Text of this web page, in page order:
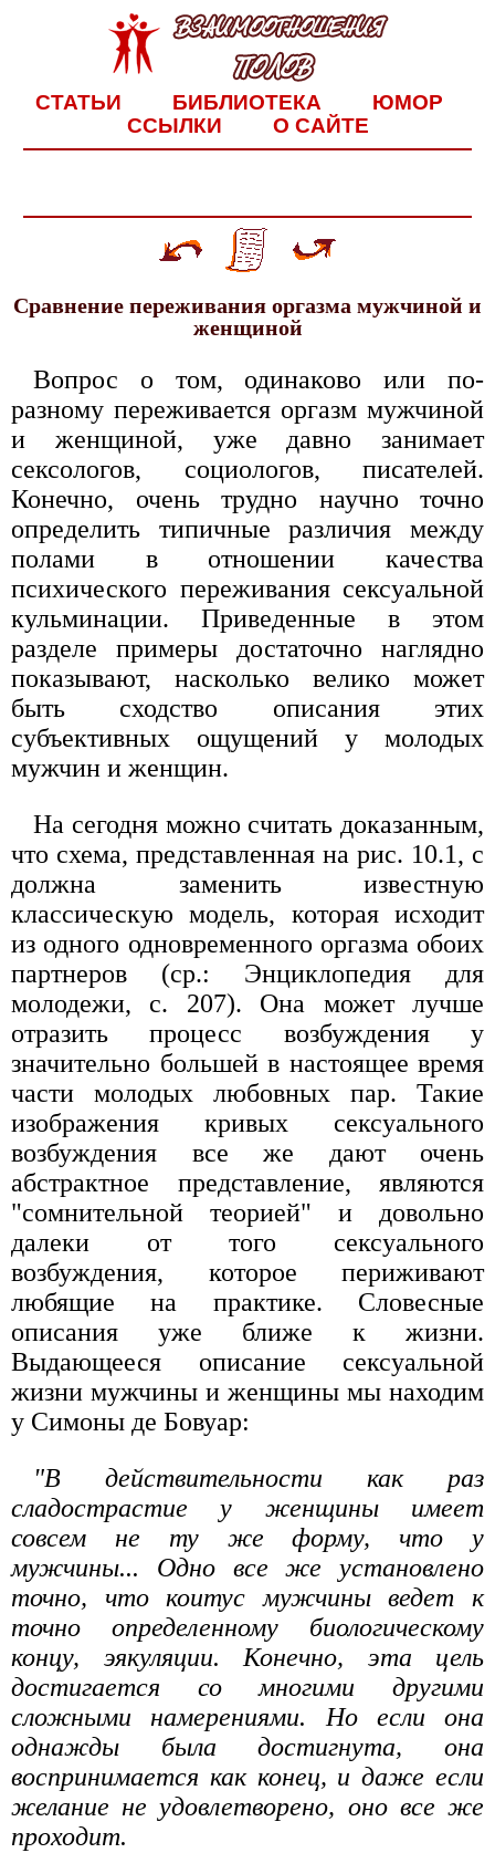
СТАТЬИ БИБЛИОТЕКА
ЮМОР
ССЫЛКИ
О САЙТЕ
Сравнение переживания оргазма мужчиной и
женщиной
Вопрос о том, одинаково или по-
разному переживается оргазм мужчиной
и женщиной, уже давно занимает
сексологов, социологов, писателей.
Конечно, очень трудно научно точно
определить типичные различия между
полами в отношении качества
психического переживания сексуальной
кульминации. Приведенные в этом
разделе примеры достаточно наглядно
показывают, насколько велико может
быть сходство описания этих
субъективных ощущений у молодых
мужчин и женщин.
На сегодня можно считать доказанным,
что схема, представленная на рис. 10.1, с
должна заменить известную
классическую модель, которая исходит
из одного одновременного оргазма обоих
партнеров (ср.: Энциклопедия для
молодежи, с. 207). Она может лучше
отразить процесс возбуждения у
значительно большей в настоящее время
части молодых любовных пар. Такие
изображения кривых сексуального
возбуждения все же дают очень
абстрактное представление, являются
"сомнительной теорией" и довольно
далеки от того сексуального
возбуждения, которое периживают
любящие на практике. Словесные
описания уже ближе к жизни.
Выдающееся описание сексуальной
жизни мужчины и женщины мы находим
у Симоны де Бовуар:
"В действительности как раз
сладострастие у женщины имеет
совсем не ту же форму, что у
мужчины... Одно все же установлено
точно, что коитус мужчины ведет к
точно определенному биологическому
концу, эякуляции. Конечно, эта цель
достигается со многими другими
сложными намерениями. Но если она
однажды была достигнута, она
воспринимается как конец, и даже если
желание не удовлетворено, оно все же
проходит.